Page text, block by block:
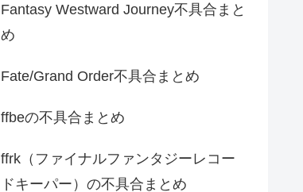
Fantasy Westward Journey不具合まと
め
Fate/Grand Order不具合まとめ
ffbeの不具合まとめ
ffrk（ファイナルファンタジーレコー
ドキーパー）の不具合まとめ